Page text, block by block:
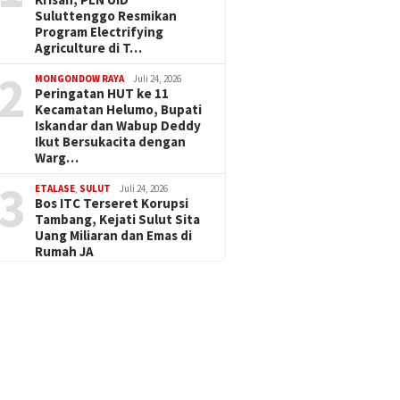
Suluttenggo Resmikan
Program Electrifying
Agriculture di T…
MONGONDOW RAYA Juli 24, 2026
Peringatan HUT ke 11
Kecamatan Helumo, Bupati
Iskandar dan Wabup Deddy
Ikut Bersukacita dengan
Warg…
ETALASE SULUT Juli 24, 2026
Bos ITC Terseret Korupsi
Tambang, Kejati Sulut Sita
Uang Miliaran dan Emas di
Rumah JA